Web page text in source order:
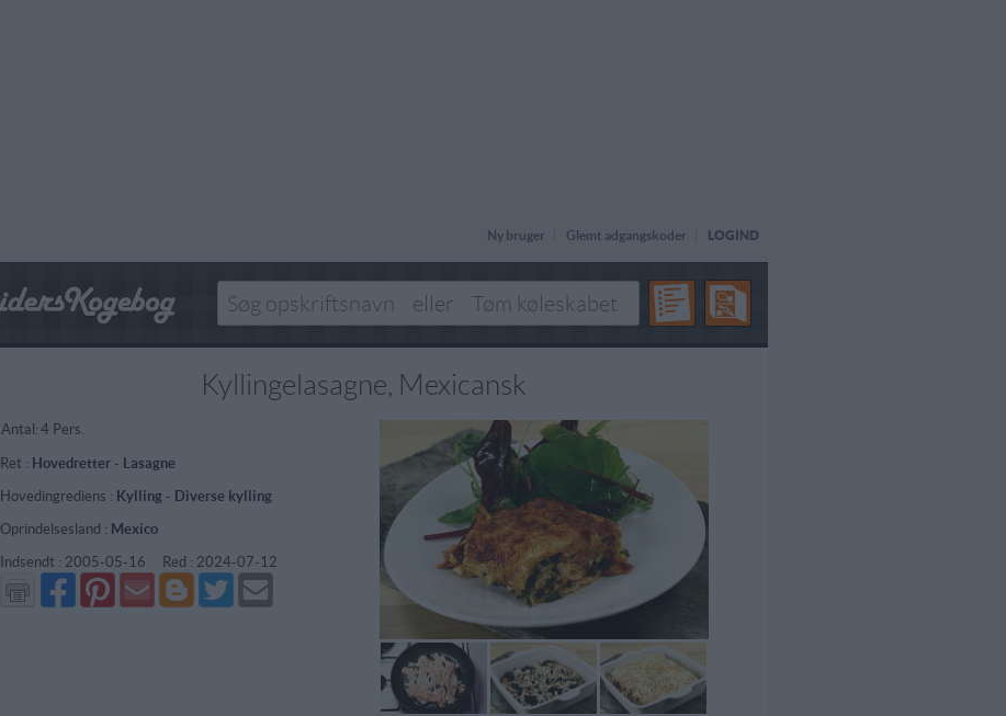
Ny bruger Glemt adgangskoder LOGIND
Kyllingelasagne, Mexicansk
Antal: 4 Pers.
Ret : Hovedretter- Lasagne
Hovedingrediens : Kylling- Diverse kylling
Oprindelsesland : Mexico
Indsendt : 2005-05-16 Red : 2024-07-12
Del
på
Facebook
Del
på
Pinterest
Send
via
GMail
Del
på
Blogger
Del
på
Twitter
Send
mail